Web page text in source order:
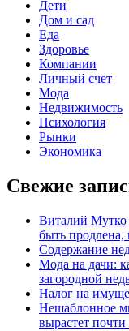
Дети
Дом и сад
Еда
Здоровье
Компании
Личный счет
Мода
Недвижимость
Психология
Рынки
Экономика
Свежие
Виталий Мутко
быть продлена,
Содержание
Мода на дачи:
загородной
Налог на
Нешаблонное
вырастет почти